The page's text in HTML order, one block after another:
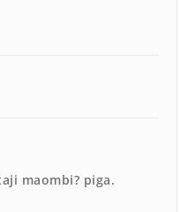
maombi? piga.